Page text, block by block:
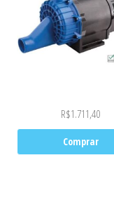
R$1.711,40
Comprar